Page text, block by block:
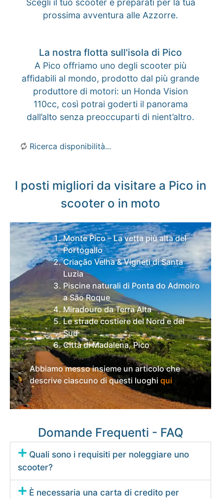
Scegli il tuo scooter e preparati per la tua
prossima avventura alle Azzorre.
La nostra flotta sull'isola di Pico
A Pico offriamo uno degli scooter più
affidabili al mondo, prodotto dal più grande
produttore di motori: un Honda Vision
110cc, così potrai goderti il ​​panorama
dall’alto senza preoccuparti di nient’altro.
Ricerca disponibilità...
I posti migliori da visitare a Pico in
scooter o in moto
Monte Pico – La vetta più alta del
Portogallo
Criação Velha & Vigneti di Santa
Luzia
Piscine naturali di Ponta do Admoiro
a São Roque
Miradouro da Terra Alta
Le strade costiere del Nord e del
Sud
Città di Madalena, Pico
Abbiamo messo insieme un articolo che
descrive ciascuno di questi luoghi qui
Domande Frequenti - FAQ
Quali sono i requisiti per noleggiare uno
scooter?
È necessaria una carta di credito per